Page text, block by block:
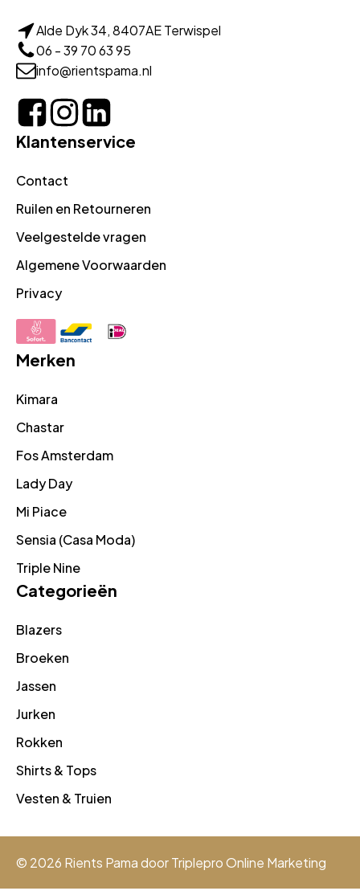
Alde Dyk 34, 8407AE Terwispel
06 - 39 70 63 95
info@rientspama.nl
Klantenservice
Contact
Ruilen en Retourneren
Veelgestelde vragen
Algemene Voorwaarden
Privacy
Merken
Kimara
Chastar
Fos Amsterdam
Lady Day
Mi Piace
Sensia (Casa Moda)
Triple Nine
Categorieën
Blazers
Broeken
Jassen
Jurken
Rokken
Shirts & Tops
Vesten & Truien
© 2026 Rients Pama doorTriplepro Online Marketing